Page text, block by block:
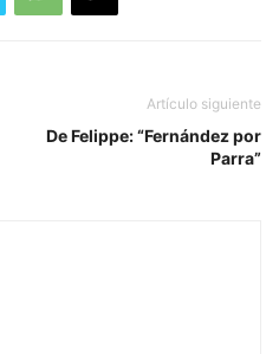
Artículo siguiente
De Felippe: “Fernández por
Parra”